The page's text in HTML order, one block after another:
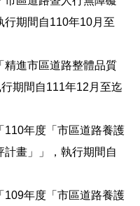
行期間自110年10月至
精進市區道路整體品質
期間自111年12月至迄
110年度「市區道路養護
畫」」，執行期間自
109年度「市區道路養護